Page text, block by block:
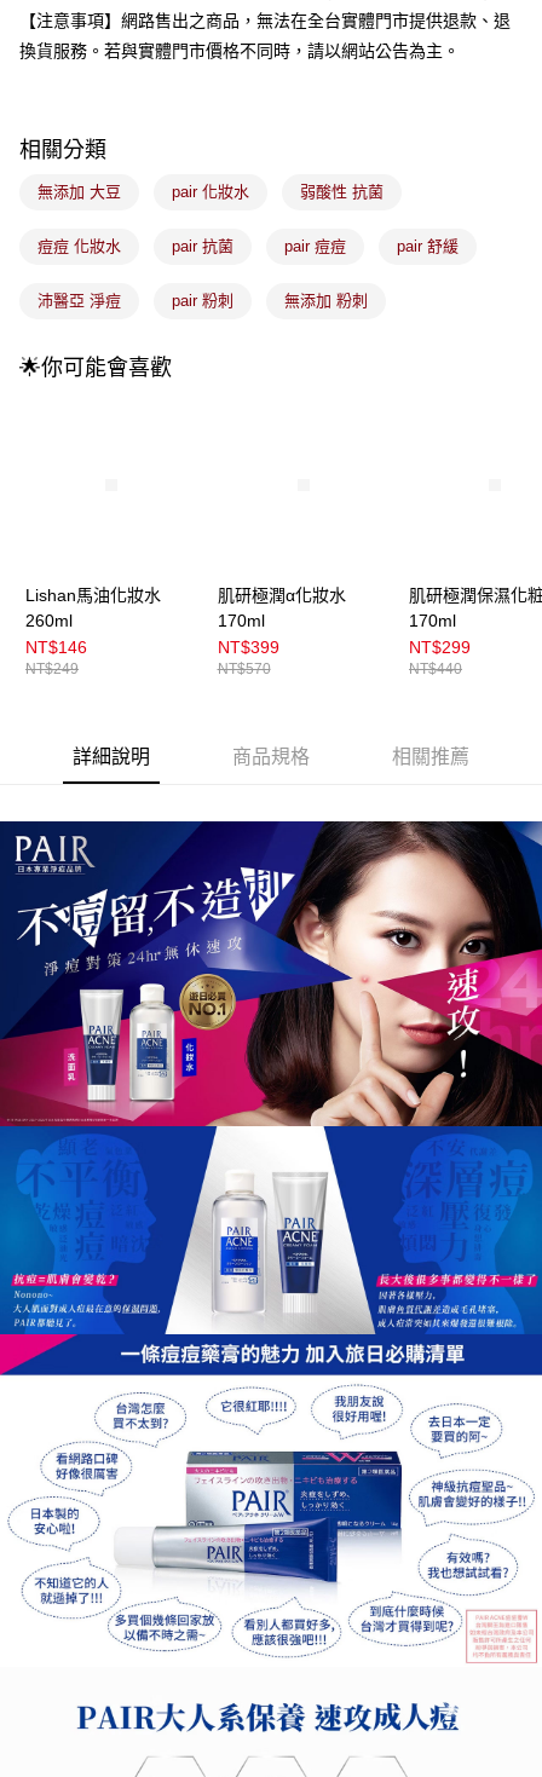
【大哥付你分期使用說明】
1.本服務由台灣大哥大提供，台灣大哥大用戶可立即使用無須另外申請。
2.付款方式選擇「大哥付你分期」，訂單成立後會自動跳轉到大哥付的交易
4.訂單成立30分鐘內，如未前往確認交易或遇審核未通過，訂單將自動取
消。如遇「轉專審核」未通過狀況，表示未達大哥付你分期系統評分，恕無
【繳款方式說明】
醒簡訊。
1.本服務係由「台灣大哥大股份有限公司」（以下簡稱本公司）所提供，讓
用戶於交易時，得透過本服務購買商品或服務，並由商店將買賣／分期付款
ATM付款
每筆NT$100，滿NT$899(含以上)免運費
付款後全家取貨
每筆NT$100，滿NT$899(含以上)免運費
付款後7-11取貨
付款後門市自取
每筆NT$100，滿NT$399(含以上)免運費
【注意事項】網路售出之商品，無法在全台實體門市提供退款、退
換貨服務。若與實體門市價格不同時，請以網站公告為主。
相關分類
無添加 大豆 pair 化妝水 弱酸性 抗菌
痘痘 化妝水 pair 抗菌 pair 痘痘 pair 舒緩
沛醫亞 淨痘 pair 粉刺 無添加 粉刺
🌟你可能會喜歡
Lishan馬油化妝水
260ml
NT$146
NT$249
肌研極潤α化妝水
170ml
NT$399
NT$570
肌研極潤保濕化
170ml
NT$299
NT$440
詳細說明 商品規格 相關推薦